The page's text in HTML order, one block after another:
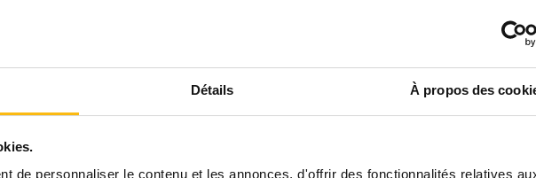
Détails À propos des
de personnaliser le contenu et les annonces, d'offrir des fonctionnalités relatives
ne la fera pas disparaître. Un burn-out est un
est généralement défini comme une réponse
et interpersonnels chroniques au travail.
qui sont bien plus conséquents qu’une
il est causé par de nombreux facteurs, comme
de vie personnelle, etc. Qui plus est, nous ne
out : certains d’entre nous y sont plus sensibles